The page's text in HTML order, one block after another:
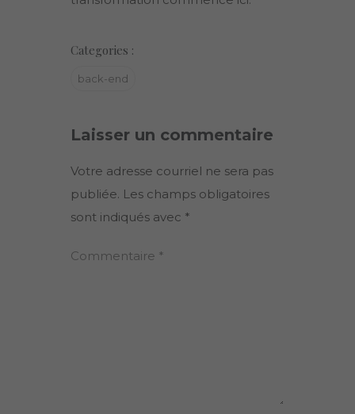
Categories :
back-end
Laisser un commentaire
Votre adresse courriel ne sera pas
publiée. Les champs obligatoires
sont indiqués avec *
Commentaire *